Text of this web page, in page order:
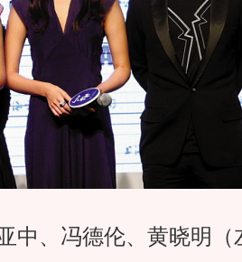
、冯德伦、黄晓明（